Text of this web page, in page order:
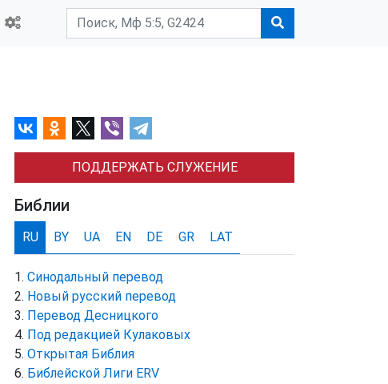
ПОДДЕРЖАТЬ СЛУЖЕНИЕ
Библии
RU BY UA EN DE GR LAT
Синодальный перевод
Новый русский перевод
Перевод Десницкого
Под редакцией Кулаковых
Открытая Библия
Библейской Лиги ERV